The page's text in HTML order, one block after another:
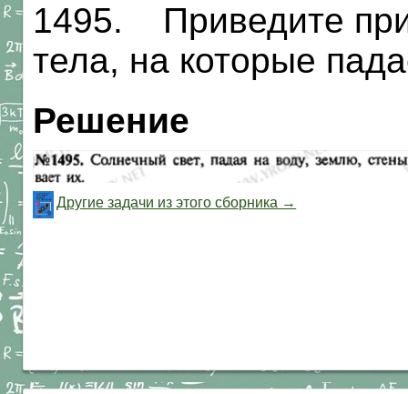
1495. Приведите
тела, на которые
Решение
Другие задачи из этого сборника →